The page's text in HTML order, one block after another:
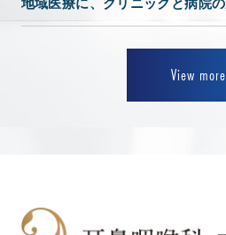
View more